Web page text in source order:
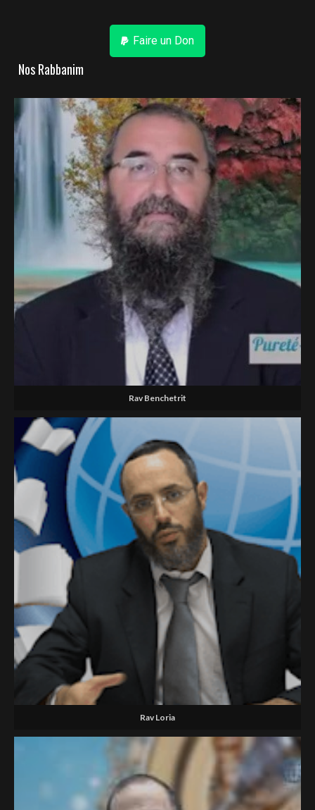
Faire un Don
Nos Rabbanim
Rav Benchetrit
Rav Loria